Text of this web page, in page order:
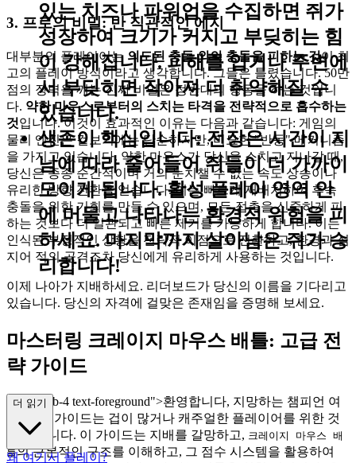
있는 치즈나 파워업을 수집하면 쥐가
성장하여 크기가 커지고 부딪히는 힘
이 강해집니다. 피해를 입거나 주변에
서 부딪히면 작아져 더 취약해질 수
있습니다.
생존이 핵심입니다:전장은 시간이 지
남에 따라 줄어들어 쥐들이 더 가까이
모이게 됩니다. 활성 플레이 영역 안
에 머물고 나타나는 환경적 위험을 피
하세요. 마지막까지 살아남은 쥐가 승
리합니다!
3. 프로의 비밀: 반 직관적인 에지
대부분의 플레이어는 의도된 충돌 외의 충돌을 피하는 것이 최
고의 플레이 방식이라고 생각합니다. 그들은 틀렸습니다. 50만
점의 장벽을 깨는 진짜 비밀은 정반대의 행동을 하는 것입니
다. 약한 마우스로부터의 스치는 타격을 전략적으로 흡수하는
것입니다. 이것이 효과적인 이유는 다음과 같습니다: 게임의
물리 엔진은 겉보기에는 단순하지만, 미묘한 "반동" 메커니즘
을 가지고 있습니다. 약한 마우스가 당신을 스치고 지나갈 때,
당신은 종종 순간적이며 거의 눈치챌 수 없는 속도 상승이나
유리한 방향 전환을 얻습니다. 이는 빠르게 재배치하여 후속
충돌을 위한 기회를 만들 수 있으며, 모든 접촉을 신중하게 피
하는 것보다 더 일관되고 빠른 제거를 가능하게 합니다. 이는
인식된 부정적인 상황을 전략적 이점으로 전환하고, 환경과 심
지어 적의 공격조차 당신에게 유리하게 사용하는 것입니다.
이제 나아가 지배하세요. 리더보드가 당신의 이름을 기다리고
있습니다. 당신의 자격에 걸맞은 존재임을 증명해 보세요.
마스터링 크레이지 마우스 배틀: 고급 전
략 가이드
class="mb-4 text-foreground">환영합니다, 지망하는 챔피언 여
러분. 이 가이드는 겁이 많거나 캐주얼한 플레이어를 위한 것
이 아닙니다. 이 가이드는 지배를 갈망하고, 크레이지 마우스 배
틀의 근본적인 구조를 이해하고, 그 점수 시스템을 활용하여
더 읽기
왜 여기서 플레이?